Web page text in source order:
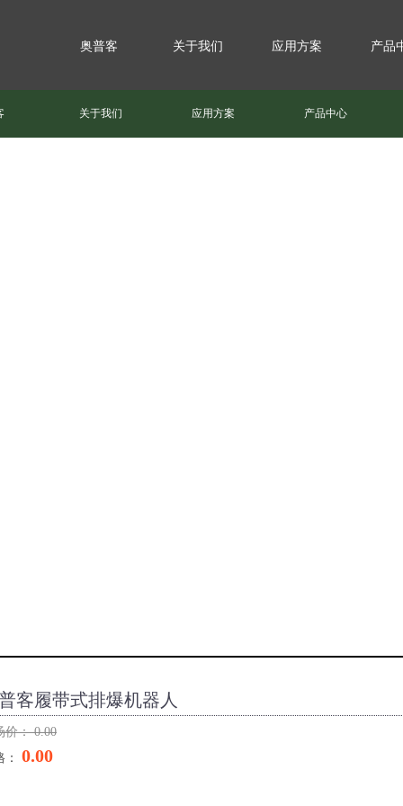
关于我们 应用方案 产品中心
客履带式排爆机器人
价：0.00
： 0.00
奥普客 关于我们 应用方案 产品